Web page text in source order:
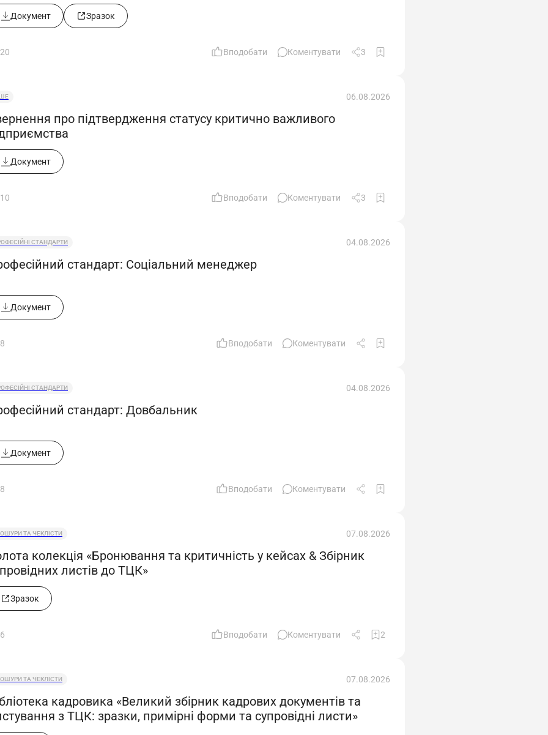
Документ Зразок
20 Вподобати Коментувати 3
06.08.2026
про підтвердження статусу критично важливого
Документ
10 Вподобати Коментувати 3
СТАНДАРТИ 04.08.2026
стандарт: Соціальний менеджер
Документ
8 Вподобати Коментувати
СТАНДАРТИ 04.08.2026
стандарт: Довбальник
Документ
8 Вподобати Коментувати
ТА ЧЕКЛІСТИ 07.08.2026
колекція «Бронювання та критичність у кейсах & Збірник
листів до ТЦК»
Зразок
6 Вподобати Коментувати 2
ТА ЧЕКЛІСТИ 07.08.2026
кадровика «Великий збірник кадрових документів та
з ТЦК: зразки, примірні форми та супровідні листи»